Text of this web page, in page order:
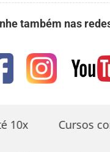
também nas
10x Cursos